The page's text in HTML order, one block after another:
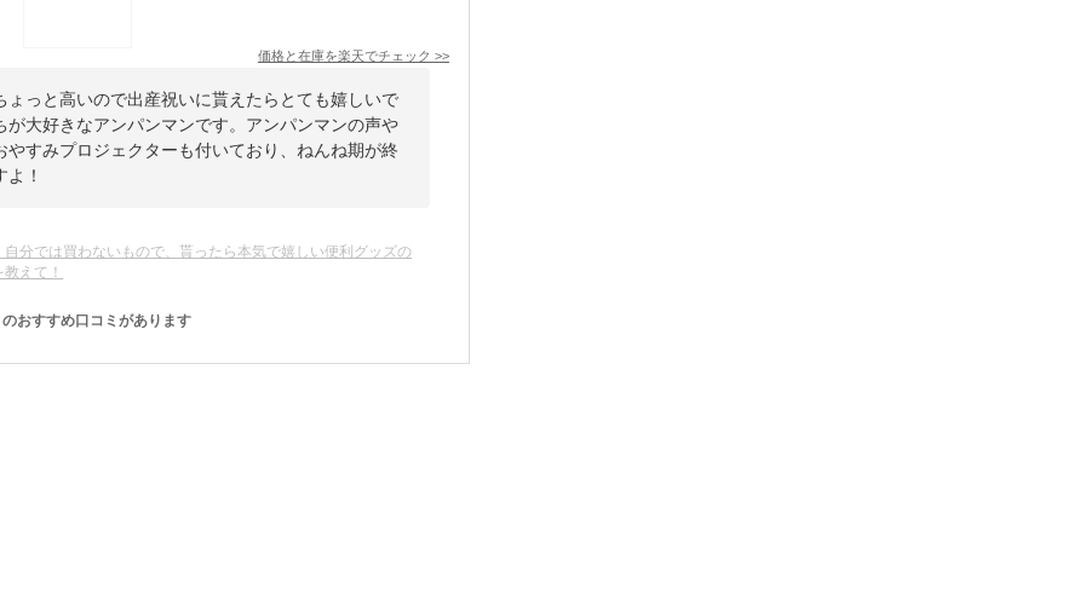
価格と在庫を楽天でチェック >>
っと高いので出産祝いに貰えたらとても嬉しいで
大好きなアンパンマンです。アンパンマンの声や
すみプロジェクターも付いており、ねんね期が終
！
自分では買わないもので、貰ったら本気で嬉しい便利グッズの
えて！
のおすすめ口コミがあります